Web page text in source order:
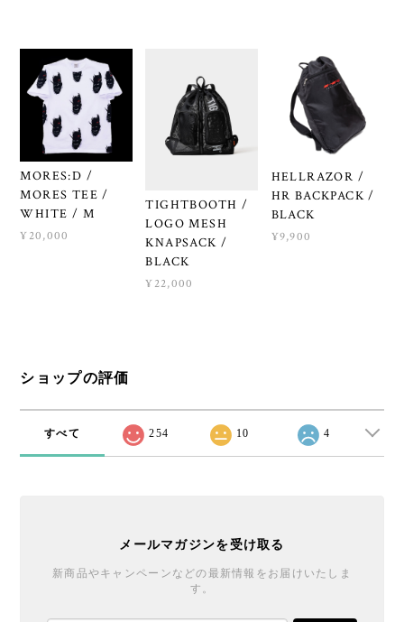
MORES:D /
MORES TEE /
WHITE / M
¥20,000
TIGHTBOOTH /
LOGO MESH
KNAPSACK /
BLACK
¥22,000
HELLRAZOR /
HR BACKPACK /
BLACK
¥9,900
ショップの評価
すべて 254 10 4
メールマガジンを受け取る
新商品やキャンペーンなどの最新情報をお届けいたしま
す。